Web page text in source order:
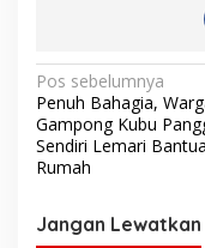
N
a
v
g
Pos sebelumnya
Penuh Bahagia,
Gampong Kubu
Sendiri Lemari
Rumah
Jangan Lewatkan